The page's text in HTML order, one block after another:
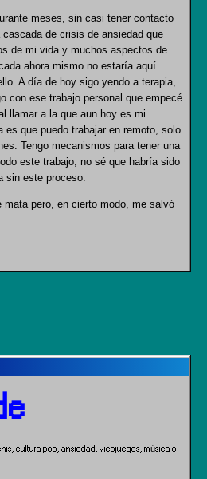
meses, sin casi tener contacto
de crisis de ansiedad que
de mi vida y muchos aspectos de
ahora mismo no estaría aquí
A día de hoy sigo yendo a terapia,
con ese trabajo personal que empecé
llamar a la que aun hoy es mi
es que puedo trabajar en remoto, solo
Tengo mecanismos para tener una
este trabajo, no sé que habría sido
sin este proceso.
mata pero, en cierto modo, me salvó
cultura pop, ansiedad, vieojuegos, música o